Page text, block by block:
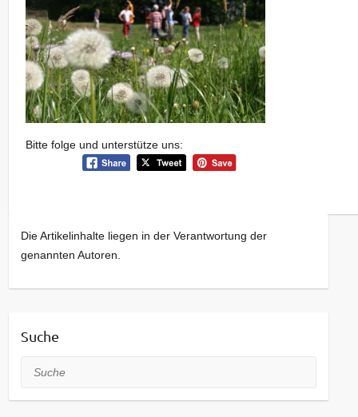
Bitte folge und unterstütze uns:
Die Artikelinhalte liegen in der Verantwortung der
genannten Autoren.
Suche
Suche